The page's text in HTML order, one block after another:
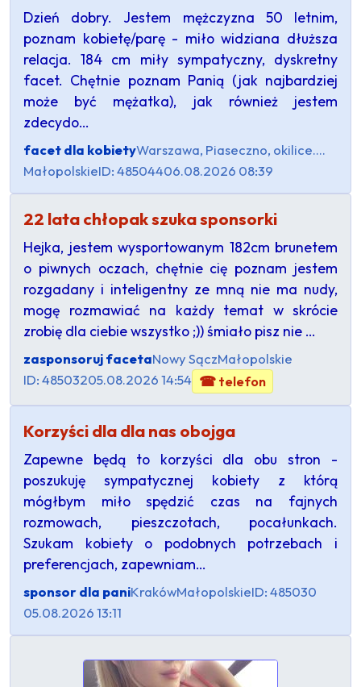
Dzień dobry. Jestem mężczyzna 50 letnim,
poznam kobietę/parę - miło widziana dłuższa
relacja. 184 cm miły sympatyczny, dyskretny
facet. Chętnie poznam Panią (jak najbardziej
może być mężatka), jak również jestem
zdecydo…
facet dla kobietyWarszawa, Piaseczno, okilice....
MałopolskieID: 48504406.08.2026 08:39
22 lata chłopak szuka sponsorki
Hejka, jestem wysportowanym 182cm brunetem
o piwnych oczach, chętnie cię poznam jestem
rozgadany i inteligentny ze mną nie ma nudy,
mogę rozmawiać na każdy temat w skrócie
zrobię dla ciebie wszystko ;)) śmiało pisz nie …
zasponsoruj facetaNowy SączMałopolskie
ID: 48503205.08.2026 14:54 ☎ telefon
Korzyści dla dla nas obojga
Zapewne będą to korzyści dla obu stron -
poszukuję sympatycznej kobiety z którą
mógłbym miło spędzić czas na fajnych
rozmowach, pieszczotach, pocałunkach.
Szukam kobiety o podobnych potrzebach i
preferencjach, zapewniam…
sponsor dla paniKrakówMałopolskieID: 485030
05.08.2026 13:11